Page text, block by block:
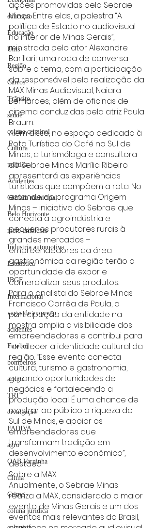
educaçao
Educação
Unis
Região
Carros
Trânsito
saúde
coluna criminal
Cultura
politica
Acidentes
Câmara municipal
Belo Horizonte
meio ambiente
Industria automotiva
Estatística
IBGE
Internacional
vagas de emprego
acidentes
Futebol
bombeiros
artigo
TRT
divulgação
FADIVA
agro
OAB Varginha
Clima
Crime
coluna juridica
ações promovidas pelo Sebrae
Minas. Entre elas, a palestra “A
política de Estado no audiovisual
no interior de Minas Gerais”,
ministrada pelo ator Alexandre
Barillari; uma roda de conversa
sobre o tema, com a participação
da responsável pela realização da
MAX Minas Audiovisual, Naiara
Bernardes; além de oficinas de
cinema conduzidas pela atriz Paula
Braum.
Além disso, no espaço dedicado à
Rota Turística do Café no Sul de
Minas, a turismóloga e consultora
do Sebrae Minas Marília Ribeiro
apresentará as experiências
turísticas que compõem a rota. No
estande do programa Origem
Minas – iniciativa do Sebrae que
conecta a agroindústria e
pequenos produtores rurais à
grandes mercados –
empreendedores da área
gastronômica da região terão a
oportunidade de expor e
comercializar seus produtos.
Para o analista do Sebrae Minas
Francisco Corrêa de Paula, a
participação da entidade na
mostra amplia a visibilidade dos
empreendedores e contribui para
fortalecer a identidade cultural da
região. “Esse evento conecta
cultura, turismo e gastronomia,
gerando oportunidades de
negócios e fortalecendo a
produção local. É uma chance de
mostrar ao público a riqueza do
Sul de Minas, e apoiar os
empreendedores que
transformam tradição em
desenvolvimento econômico”,
destaca.
Sobre a MAX
Anualmente, o Sebrae Minas
realiza a MAX, considerado o maior
evento de Minas Gerais e um dos
eventos mais relevantes do Brasil,